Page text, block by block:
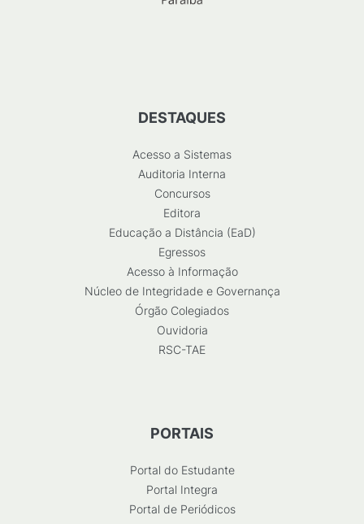
DESTAQUES
Acesso a Sistemas
Auditoria Interna
Concursos
Editora
Educação a Distância (EaD)
Egressos
Acesso à Informação
Núcleo de Integridade e Governança
Órgão Colegiados
Ouvidoria
RSC-TAE
PORTAIS
Portal do Estudante
Portal Integra
Portal de Periódicos